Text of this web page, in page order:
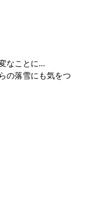
なことに…
の落雪にも気をつ